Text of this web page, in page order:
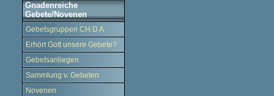
Gnadenreiche
Gebete/Novenen
Gebetsgruppen CH D A
Erhört Gott unsere Gebete?
Gebetsanliegen
Sammlung v. Gebeten
Novenen